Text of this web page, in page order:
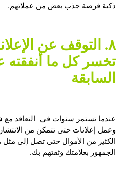
ذكية فرصة جذب بعض من عملائهم.
٨. التوقف عن
تخسر كل ما أنفقته
السابقة
عندما تستمر سنوات في التعاقد مع
وعمل إعلانات حتى تتمكن من الانتشار
الكثير من الأموال حتى تصل إلى مثل
الجمهور بعلامتك وثقتهم بك.